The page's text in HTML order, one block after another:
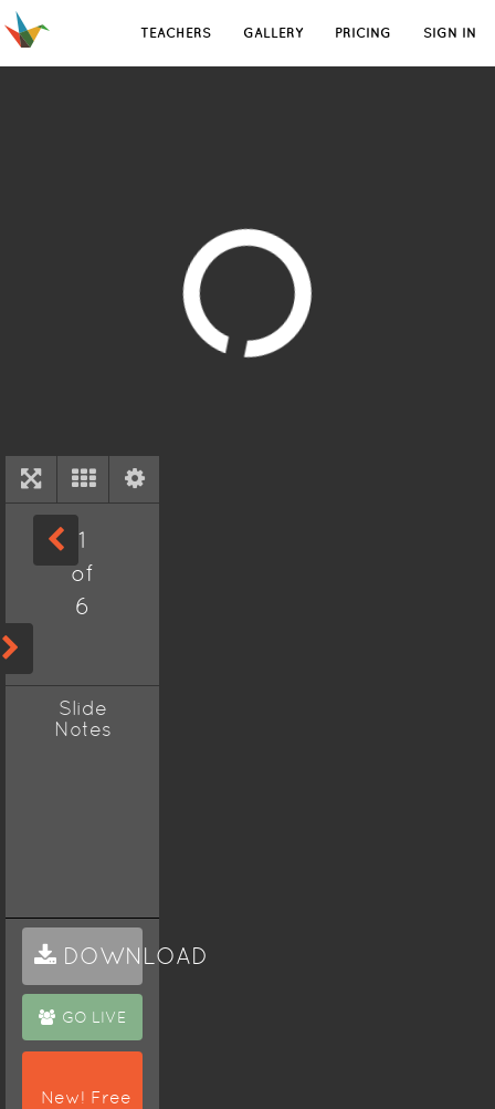
TEACHERS GALLERY PRICING SIGN IN
1
of
6
Slide
Notes
DOWNLOAD
GO LIVE
New! Free